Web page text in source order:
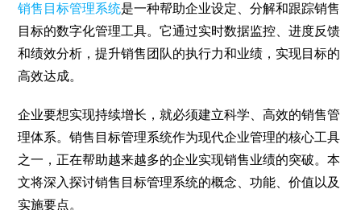
销售目标管理系统是一种帮助企业设定、分解和跟踪销售
目标的数字化管理工具。它通过实时数据监控、进度反馈
和绩效分析，提升销售团队的执行力和业绩，实现目标的
高效达成。
企业要想实现持续增长，就必须建立科学、高效的销售管
理体系。销售目标管理系统作为现代企业管理的核心工具
之一，正在帮助越来越多的企业实现销售业绩的突破。本
文将深入探讨销售目标管理系统的概念、功能、价值以及
实施要点。